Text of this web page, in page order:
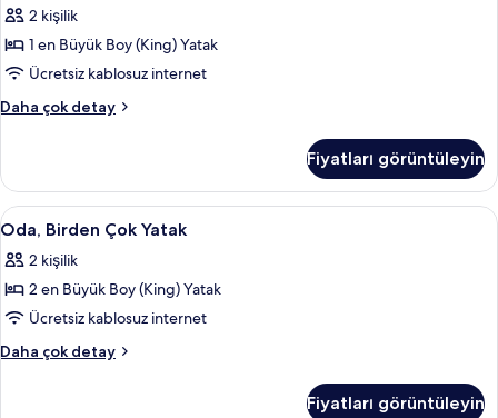
2 kişilik
1 en Büyük Boy (King) Yatak
Ücretsiz kablosuz internet
Daha çok detay
Oda,
(King)
Boy
Yatak
daha
fazla
Fiyatları görüntüleyin
Oda,
Birden
Çok
Yatak
için
tüm
Oda, Birden Çok Yatak | Minibar,
5
Oda, Birden Çok Yatak
2 kişilik
2 en Büyük Boy (King) Yatak
Ücretsiz kablosuz internet
Daha çok detay
Oda,
Fiyatları görüntüleyin